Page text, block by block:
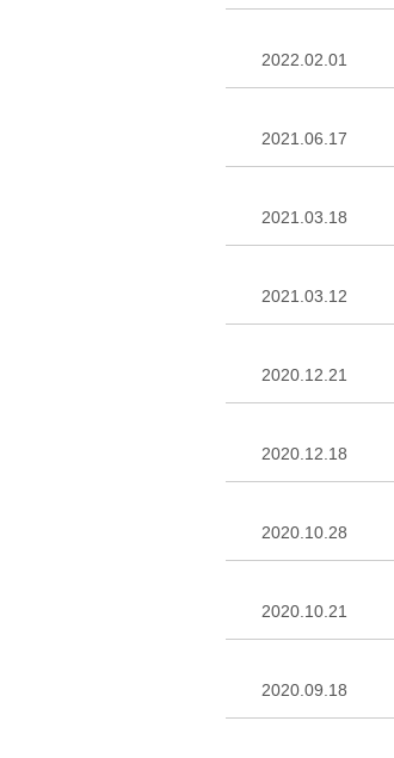
2022.02.01
2021.06.17
2021.03.18
2021.03.12
2020.12.21
2020.12.18
2020.10.28
2020.10.21
2020.09.18